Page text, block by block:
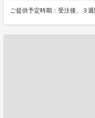
ご提供予定時期：受注後、３